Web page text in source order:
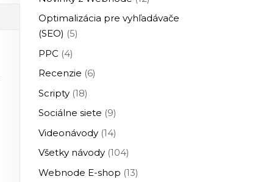
Optimalizácia pre vyhľadávače
(SEO) (5)
PPC (4)
Recenzie (6)
Scripty(18)
Sociálne siete (9)
Videonávody(14)
Všetky návody(104)
Webnode E-shop (13)